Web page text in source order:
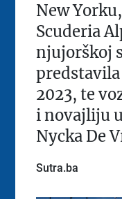
New
Scuderia
njujorškoj
predstavila
2023, te
i novajliju
Nycka De
Sutra.ba